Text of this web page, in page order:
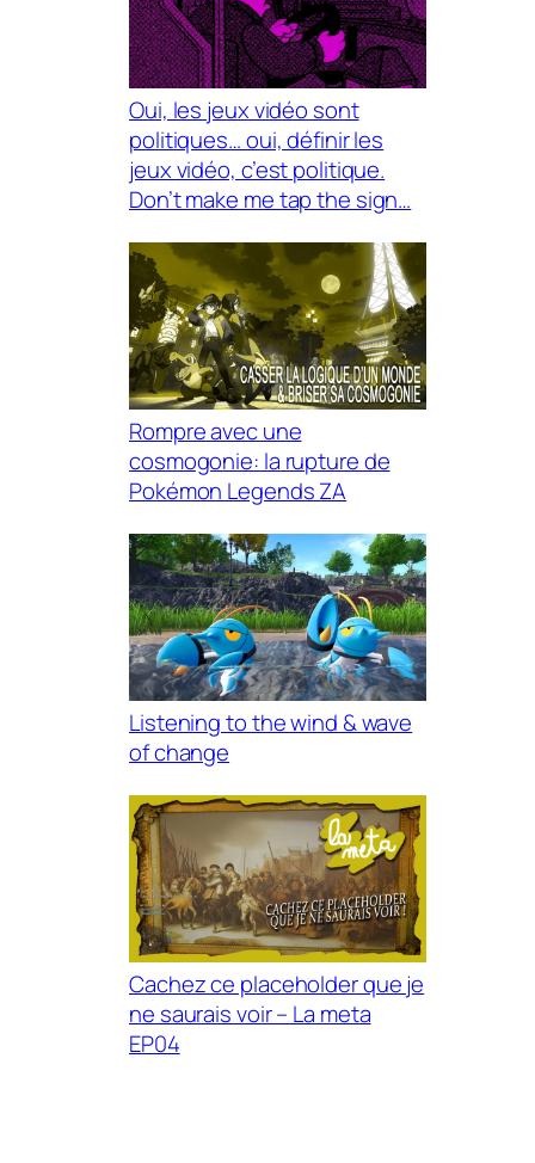
Oui, les jeux vidéo sont
politiques… oui, définir les
jeux vidéo, c’est politique.
Don’t make me tap the sign…
Rompre avec une
cosmogonie: la rupture de
Pokémon Legends ZA
Listening to the wind & wave
of change
Cachez ce placeholder que je
ne saurais voir – La meta
EP04